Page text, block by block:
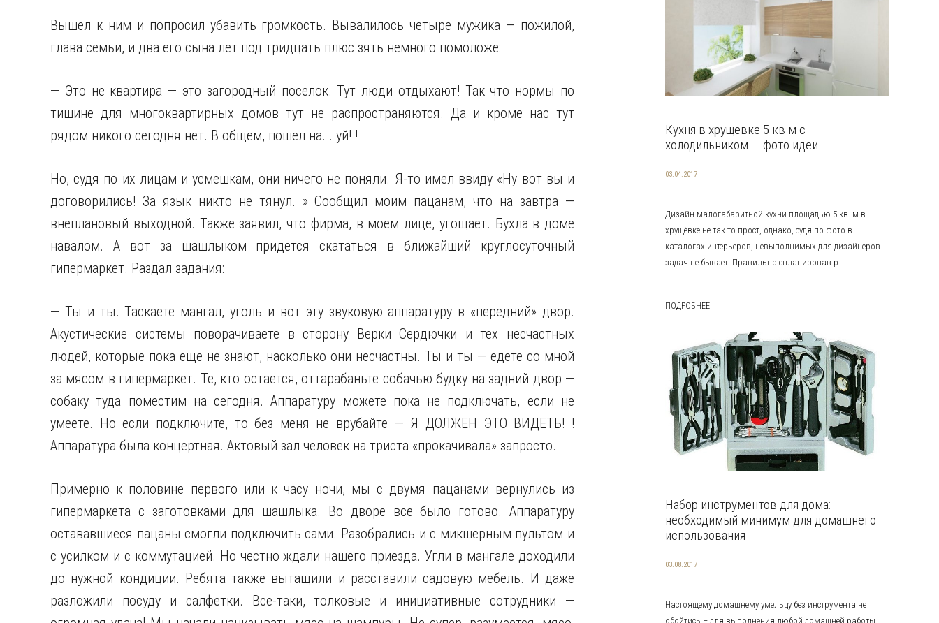
Вышел к ним и попросил убавить громкость. Вывалилось четыре мужика — пожилой,
глава семьи, и два его сына лет под тридцать плюс зять немного помоложе:
— Это не квартира — это загородный поселок. Тут люди отдыхают! Так что нормы по
тишине для многоквартирных домов тут не распространяются. Да и кроме нас тут
рядом никого сегодня нет. В общем, пошел на. . уй! !
Но, судя по их лицам и усмешкам, они ничего не поняли. Я-то имел ввиду «Ну вот вы и
договорились! За язык никто не тянул. » Сообщил моим пацанам, что на завтра —
внеплановый выходной. Также заявил, что фирма, в моем лице, угощает. Бухла в доме
навалом. А вот за шашлыком придется скататься в ближайший круглосуточный
гипермаркет. Раздал задания:
— Ты и ты. Таскаете мангал, уголь и вот эту звуковую аппаратуру в «передний» двор.
Акустические системы поворачиваете в сторону Верки Сердючки и тех несчастных
людей, которые пока еще не знают, насколько они несчастны. Ты и ты — едете со мной
за мясом в гипермаркет. Те, кто остается, оттарабаньте собачью будку на задний двор —
собаку туда поместим на сегодня. Аппаратуру можете пока не подключать, если не
умеете. Но если подключите, то без меня не врубайте — Я ДОЛЖЕН ЭТО ВИДЕТЬ! !
Аппаратура была концертная. Актовый зал человек на триста «прокачивала» запросто.
Примерно к половине первого или к часу ночи, мы с двумя пацанами вернулись из
гипермаркета с заготовками для шашлыка. Во дворе все было готово. Аппаратуру
остававшиеся пацаны смогли подключить сами. Разобрались и с микшерным пультом и
с усилком и с коммутацией. Но честно ждали нашего приезда. Угли в мангале доходили
до нужной кондиции. Ребята также вытащили и расставили садовую мебель. И даже
разложили посуду и салфетки. Все-таки, толковые и инициативные сотрудники —
Кухня в хрущевке 5 кв м с
холодильником — фото идеи
03.04.2017
Дизайн малогабаритной кухни площадью 5 кв. м в
хрущёвке не так-то прост, однако, судя по фото в
каталогах интерьеров, невыполнимых для дизайнеров
задач не бывает. Правильно спланировав р...
ПОДРОБНЕЕ
Набор инструментов для дома:
необходимый минимум для домашнего
использования
03.08.2017
Настоящему домашнему умельцу без инструмента не
обойтись – для выполнения любой домашней работы